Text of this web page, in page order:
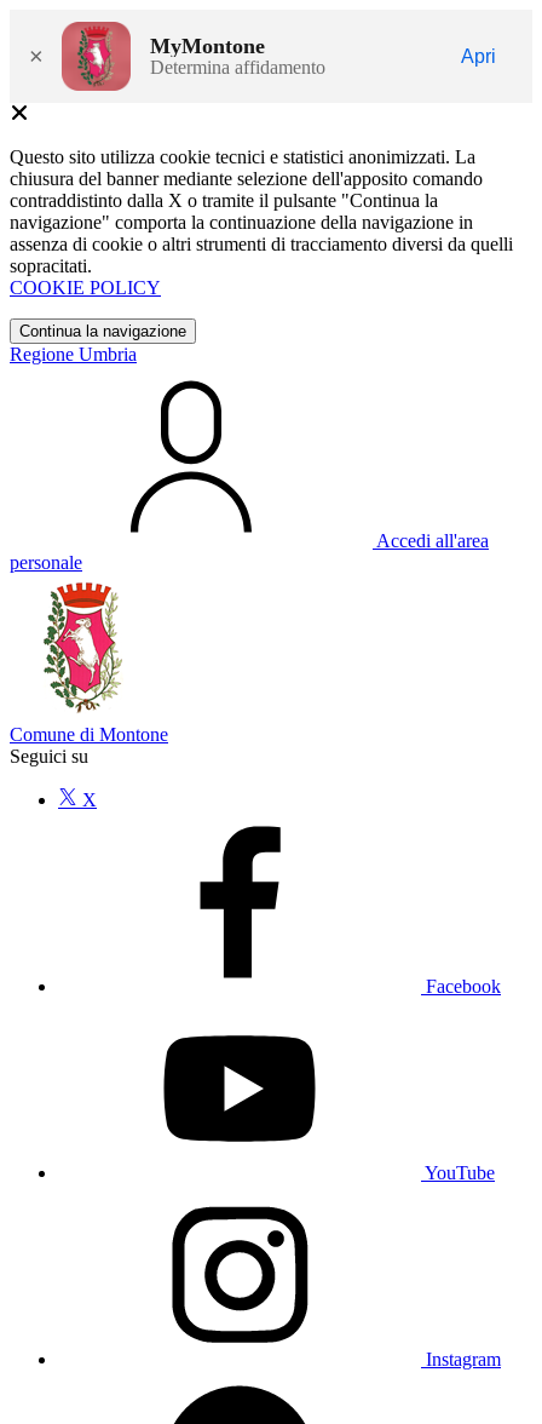
× MyMontone
Determina affidamento
Apri
Questo sito utilizza cookie tecnici e statistici anonimizzati. La
chiusura del banner mediante selezione dell'apposito comando
contraddistinto dalla X o tramite il pulsante "Continua la
navigazione" comporta la continuazione della navigazione in
assenza di cookie o altri strumenti di tracciamento diversi da quelli
sopracitati.
COOKIE POLICY
Continua la navigazione
Regione Umbria
Accedi all'area
personale
Comune di Montone
Seguici su
X
Facebook
YouTube
Instagram